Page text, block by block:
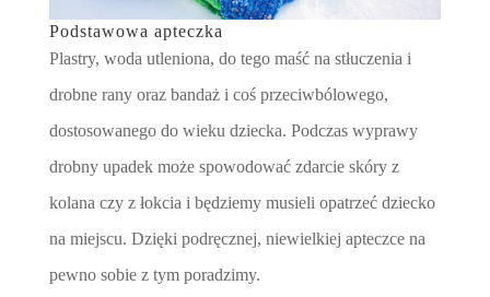
Podstawowa apteczka
Plastry, woda utleniona, do tego maść na stłuczenia i
drobne rany oraz bandaż i coś przeciwbólowego,
dostosowanego do wieku dziecka. Podczas wyprawy
drobny upadek może spowodować zdarcie skóry z
kolana czy z łokcia i będziemy musieli opatrzeć dziecko
na miejscu. Dzięki podręcznej, niewielkiej apteczce na
pewno sobie z tym poradzimy.